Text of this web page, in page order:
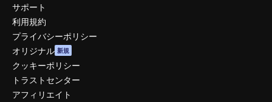
サポート
利用規約
プライバシーポリシー
オリジナル 新規
クッキーポリシー
トラストセンター
アフィリエイト